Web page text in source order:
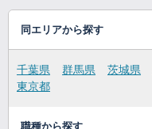
同エリアから探す
千葉県 群馬県 茨城県
東京都
職種から探す